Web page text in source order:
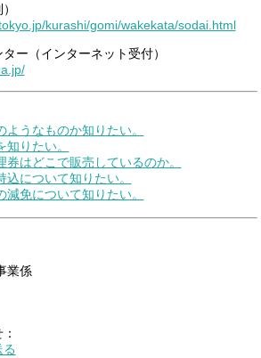
kurashi/gomi/wakekata/sodai.html
ー（インターネット受付）
うなものか知りたい。
りたい。
はどこで販売しているのか。
について知りたい。
免について知りたい。
業係
る